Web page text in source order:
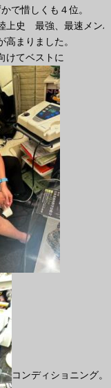
で惜しくも４位。
上史 最強、最速メン
高まりました。
けてベストに
コンディショニング。